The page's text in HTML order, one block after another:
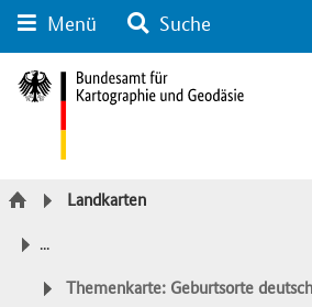
Kategorie Navigation
Menü Suche
Landkarten
...
Themenkarte: Geburtsorte deutscher